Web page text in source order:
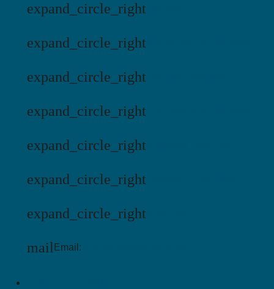
expand_circle_right
expand_circle_right
expand_circle_right
expand_circle_right
expand_circle_right
expand_circle_right
expand_circle_right
mail Email: